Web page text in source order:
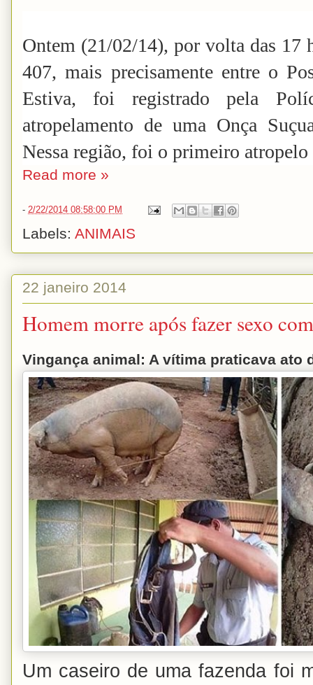
Ontem (21/02/14), por volta das
407, mais precisamente entre o
Estiva, foi registrado pela
atropelamento de uma Onça
Nessa região, foi o primeiro
Read more »
- 2/22/2014 08:58:00 PM
Labels: ANIMAIS
22 janeiro 2014
Homem morre após fazer sexo
Vingança animal: A vítima praticava ato
Um caseiro de uma fazenda foi